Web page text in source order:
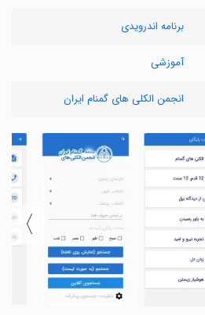
برنامه اندرویدی
آموزشی
انجمن الکلی های گمنام ایران
〉